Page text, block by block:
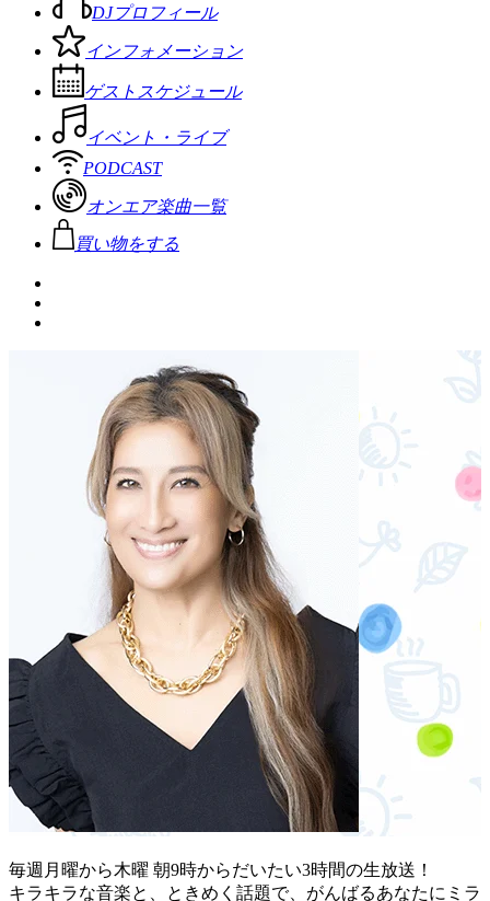
DJプロフィール
インフォメーション
ゲストスケジュール
イベント・ライブ
PODCAST
オンエア楽曲一覧
買い物をする
毎週月曜から木曜 朝9時からだいたい3時間の生放送！
キラキラな音楽と、ときめく話題で、がんばるあなたにミラ